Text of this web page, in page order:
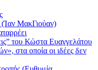
(Ίαν ΜακΓιούαν)
του Κώστα Ευαγγελάτου
στα οποία οι ιδέες δεν